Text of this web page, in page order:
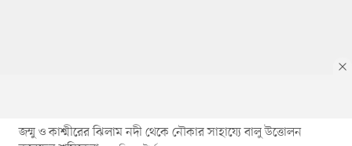
জম্মু ও কাশ্মীরের ঝিলাম নদী থেকে নৌকার সাহায্যে বালু উত্তোলন